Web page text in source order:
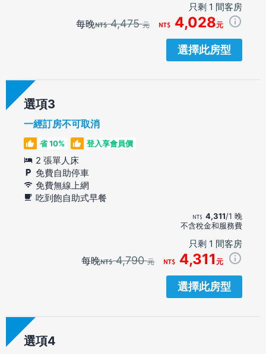
只剩 1 間客房
每晚 4,475元 4,028元
選擇此房型
選項
一經訂房不可取消
省 10% 登入享會員價
2 張單人床
免費自助停車
免費無線上網
吃到飽自助式早餐
4,311/1 晚
不含稅金和服務費
只剩 1 間客房
每晚 4,790元 4,311 元
選擇此房型
選項